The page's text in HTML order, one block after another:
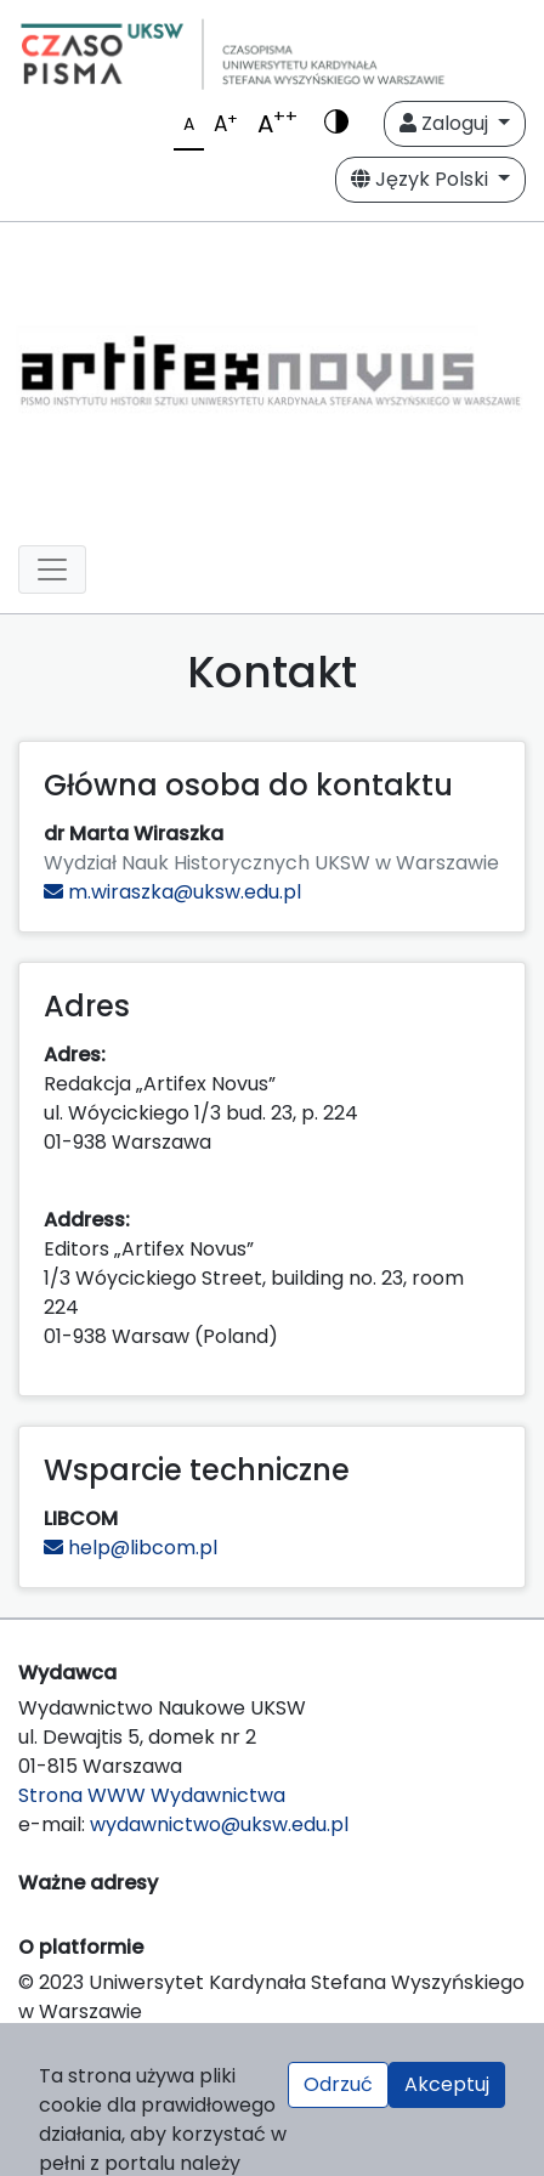
A A+ A++
Zaloguj
Język Polski
Kontakt
Główna osoba do kontaktu
dr Marta Wiraszka
Wydział Nauk Historycznych UKSW w Warszawie
m.wiraszka@uksw.edu.pl
Adres
Adres:
Redakcja „Artifex Novus”
ul. Wóycickiego 1/3 bud. 23, p. 224
01-938 Warszawa
Address:
Editors „Artifex Novus”
1/3 Wóycickiego Street, building no. 23, room
224
01-938 Warsaw (Poland)
Wsparcie techniczne
LIBCOM
help@libcom.pl
Wydawca
Wydawnictwo Naukowe UKSW
ul. Dewajtis 5, domek nr 2
01-815 Warszawa
Strona WWW Wydawnictwa
e-mail: wydawnictwo@uksw.edu.pl
Ważne adresy
O platformie
© 2023 Uniwersytet Kardynała Stefana Wyszyńskiego
w Warszawie
Platform & Workflow by OJS/PKP
Ta strona używa pliki
cookie dla prawidłowego
działania, aby korzystać w
pełni z portalu należy
Odrzuć Akceptuj